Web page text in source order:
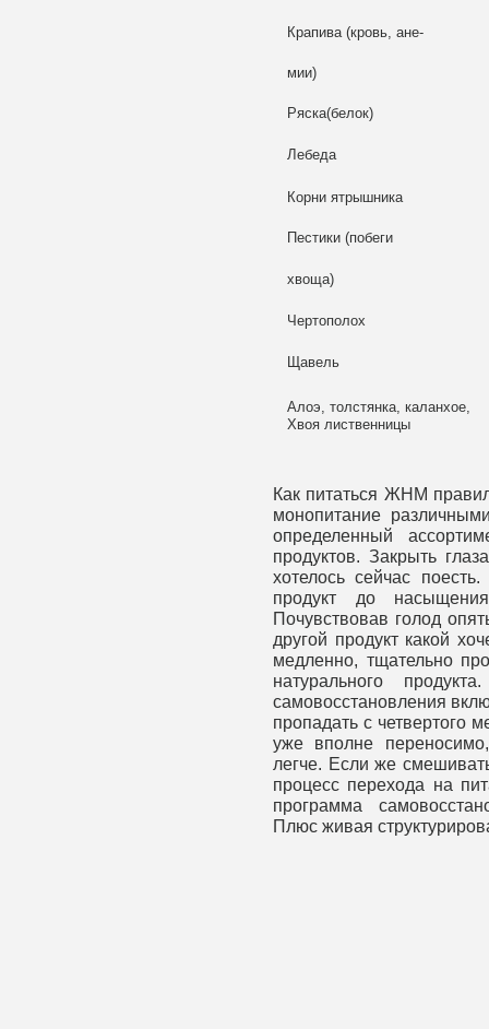
Крапива (кровь, ане-
мии)
Ряска(белок)
Лебеда
Корни ятрышника
Пестики (побеги
хвоща)
Чертополох
Щавель
Алоэ, толстянка, каланхое,
Хвоя лиственницы
Как питаться ЖНМ
монопитание
определенный
продуктов. Закрыть
хотелось сейчас
продукт до
Почувствовав голод
другой продукт какой
медленно, тщательно
натурального
самовосстановления
пропадать с четвертого
уже вполне
легче. Если же
процесс перехода на
программа
Плюс живая